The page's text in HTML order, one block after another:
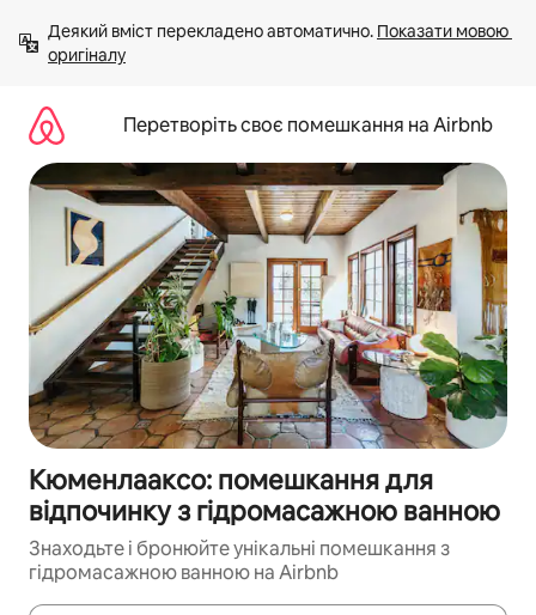
вмісту
Деякий вміст перекладено автоматично. Показати мовою
оригіналу
Перетворіть своє помешкання на Airbnb
Кюменлааксо: помешкання для
відпочинку з гідромасажною ванною
Знаходьте і бронюйте унікальні помешкання з
гідромасажною ванною на Airbnb